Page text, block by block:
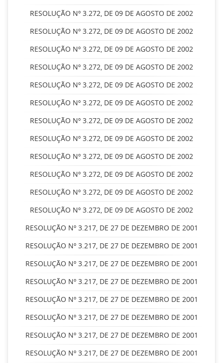
RESOLUÇÃO Nº 3.272, DE 09 DE AGOSTO DE 2002
RESOLUÇÃO Nº 3.272, DE 09 DE AGOSTO DE 2002
RESOLUÇÃO Nº 3.272, DE 09 DE AGOSTO DE 2002
RESOLUÇÃO Nº 3.272, DE 09 DE AGOSTO DE 2002
RESOLUÇÃO Nº 3.272, DE 09 DE AGOSTO DE 2002
RESOLUÇÃO Nº 3.272, DE 09 DE AGOSTO DE 2002
RESOLUÇÃO Nº 3.272, DE 09 DE AGOSTO DE 2002
RESOLUÇÃO Nº 3.272, DE 09 DE AGOSTO DE 2002
RESOLUÇÃO Nº 3.272, DE 09 DE AGOSTO DE 2002
RESOLUÇÃO Nº 3.272, DE 09 DE AGOSTO DE 2002
RESOLUÇÃO Nº 3.272, DE 09 DE AGOSTO DE 2002
RESOLUÇÃO Nº 3.272, DE 09 DE AGOSTO DE 2002
RESOLUÇÃO Nº 3.217, DE 27 DE DEZEMBRO DE 2001
RESOLUÇÃO Nº 3.217, DE 27 DE DEZEMBRO DE 2001
RESOLUÇÃO Nº 3.217, DE 27 DE DEZEMBRO DE 2001
RESOLUÇÃO Nº 3.217, DE 27 DE DEZEMBRO DE 2001
RESOLUÇÃO Nº 3.217, DE 27 DE DEZEMBRO DE 2001
RESOLUÇÃO Nº 3.217, DE 27 DE DEZEMBRO DE 2001
RESOLUÇÃO Nº 3.217, DE 27 DE DEZEMBRO DE 2001
RESOLUÇÃO Nº 3.217, DE 27 DE DEZEMBRO DE 2001